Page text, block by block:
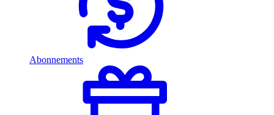
Abonnements